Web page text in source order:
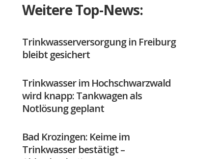
Weitere Top-News:
Trinkwasserversorgung in Freiburg
bleibt gesichert
Trinkwasser im Hochschwarzwald
wird knapp: Tankwagen als
Notlösung geplant
Bad Krozingen: Keime im
Trinkwasser bestätigt –